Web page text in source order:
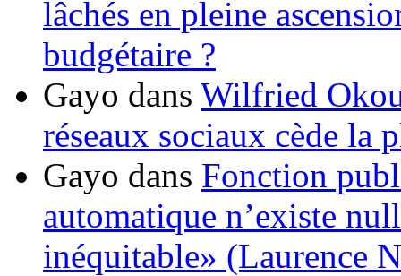
lâchés en pleine
budgétaire ?
Gayo dans Wilfried
réseaux sociaux cède la
Gayo dans Fonction
automatique n’existe
inéquitable» (Laurence